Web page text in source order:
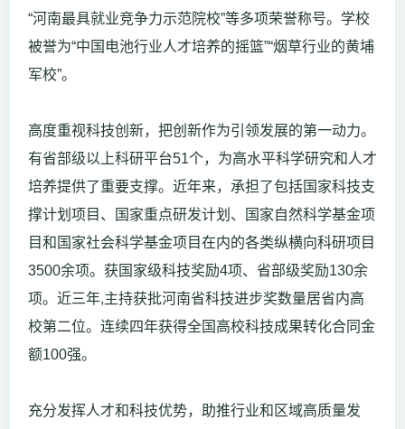
“河南最具就业竞争力示范院校”等多项荣誉称号。学校
被誉为“中国电池行业人才培养的摇篮”“烟草行业的黄埔
军校”。
高度重视科技创新，把创新作为引领发展的第一动力。
有省部级以上科研平台51个，为高水平科学研究和人才
培养提供了重要支撑。近年来，承担了包括国家科技支
撑计划项目、国家重点研发计划、国家自然科学基金项
目和国家社会科学基金项目在内的各类纵横向科研项目
3500余项。获国家级科技奖励4项、省部级奖励130余
项。近三年,主持获批河南省科技进步奖数量居省内高
校第二位。连续四年获得全国高校科技成果转化合同金
额100强。
充分发挥人才和科技优势，助推行业和区域高质量发